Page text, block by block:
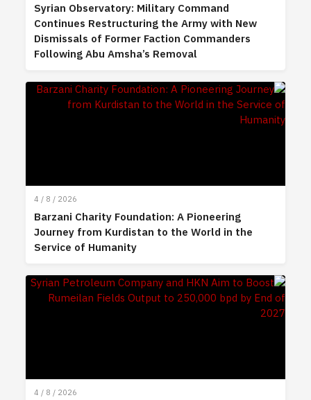
Syrian Observatory: Military Command
Continues Restructuring the Army with New
Dismissals of Former Faction Commanders
Following Abu Amsha’s Removal
4 / 8 / 2026
Barzani Charity Foundation: A Pioneering
Journey from Kurdistan to the World in the
Service of Humanity
4 / 8 / 2026